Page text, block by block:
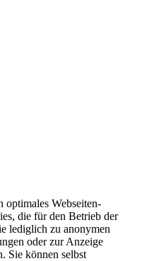
optimales Webseiten-
die für den Betrieb der
lediglich zu anonymen
oder zur Anzeige
Sie können selbst